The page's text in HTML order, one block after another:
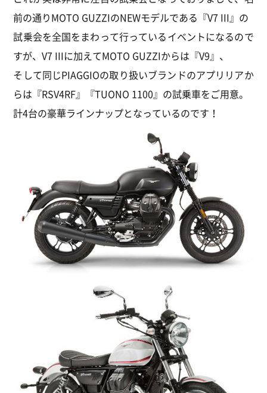
前の通りMOTO GUZZIのNEWモデルである『V7 III』の
試乗会を全国をまわって行っているイベントになるので
すが、V7 IIIに加えてMOTO GUZZIからは『V9』、
そして同じPIAGGIOの取り扱いブランドのアプリリアか
らは『RSV4RF』『TUONO 1100』の試乗車をご用意。
計4台の豪華ラインナップとなっているのです！